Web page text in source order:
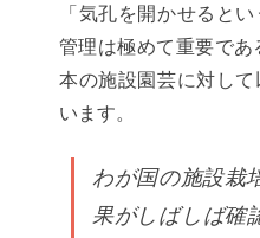
「気孔を開かせると
管理は極めて重要であ
本の施設園芸に対し
います。
わが国の施設栽
果がしばしば確